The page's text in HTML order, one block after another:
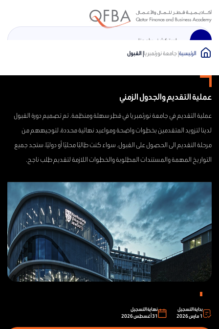
نبذة عن الأكاديمية
برامج التدريب المهني
المركز الإعلامي
تواصل معنا
الرئيسية| جامعة نورثمبريا| القبول
عملية التقديم والجدول الزمني
عملية التقديم في جامعة نورثمبريا في قطر سهلة ومنظمة. تم تصميم دورة القبول
لدينا لتزويد المتقدمين بخطوات واضحة ومواعيد نهائية محددة، لتوجيههم من
مرحلة التقديم الى الحصول على القبول. سواء كنت طالبًا محليًا أو دوليًا، ستجد جميع
التواريخ المهمة والمستندات المطلوبة والخطوات اللازمة لتقديم طلب ناجح.
بداية التسجيل
1 مارس 2026
نهاية التسجيل
31 أغسطس 2026